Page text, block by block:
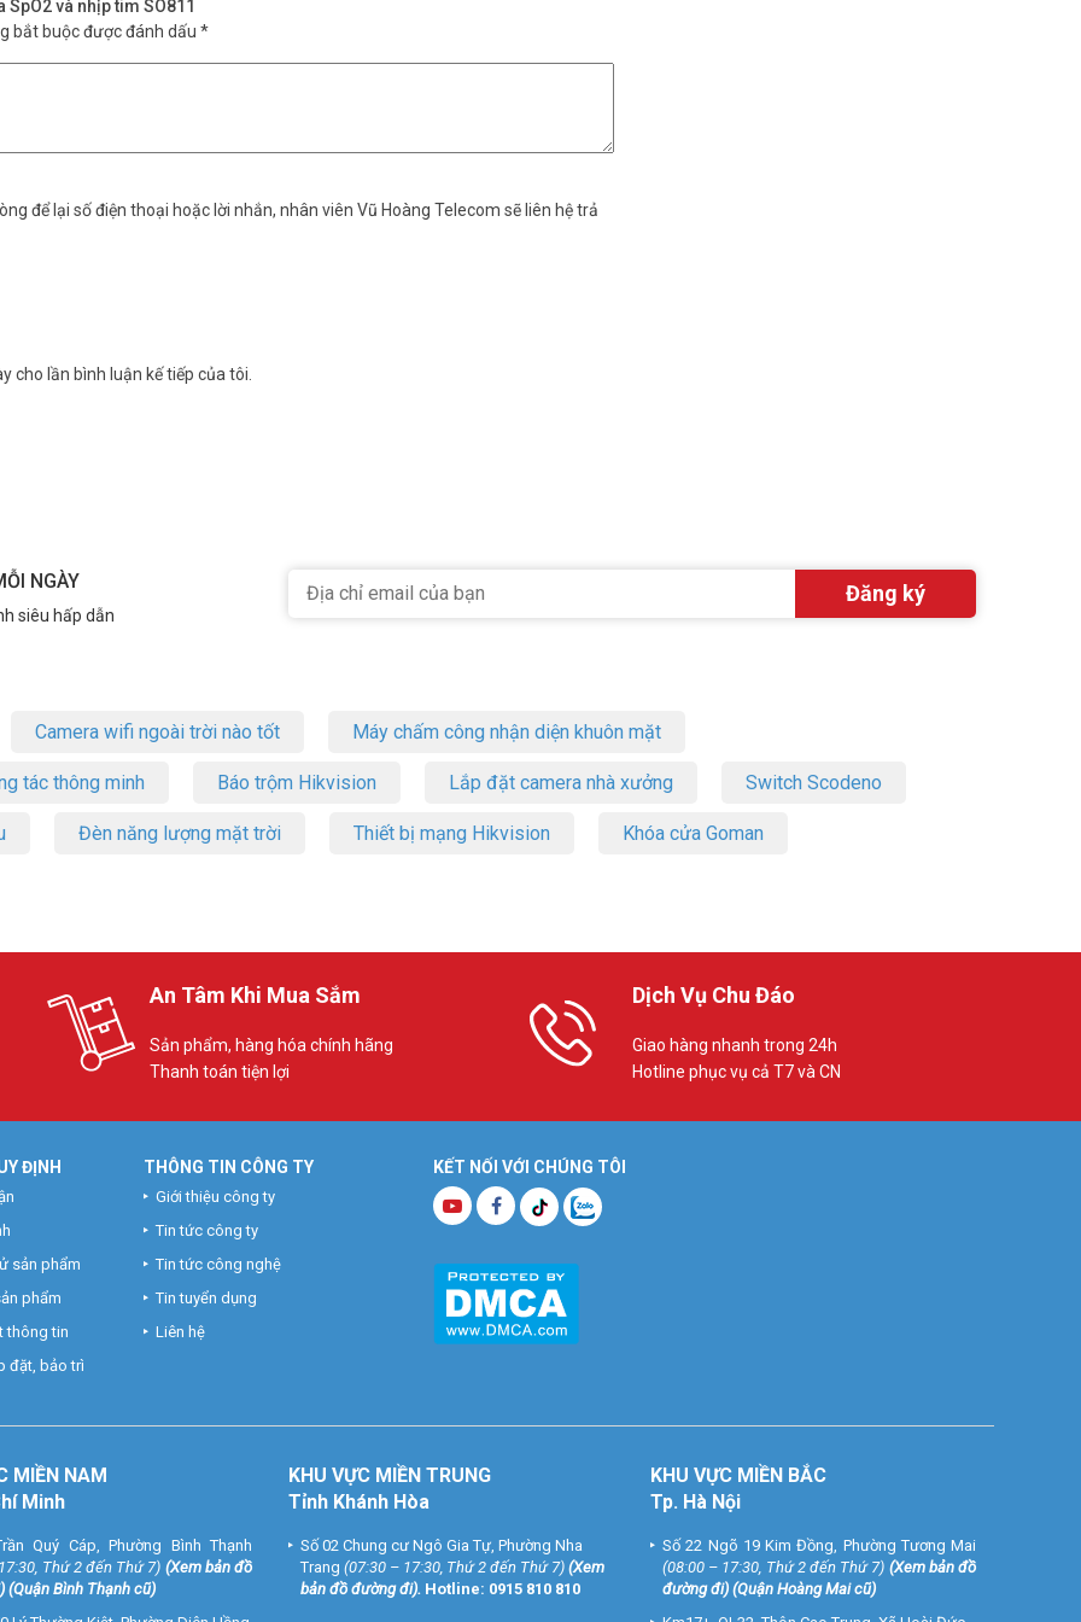
bão hòa SpO2 và nhịp tim SO811
oxy SO811
trong máu và nhịp tim thông qua đầu ngón tay. Thiết bị có cách sử dụng khá
pin và vận hành tốt không.
vật phẳng. Kẹp máy vào ngón tay của người bệnh, để đầu ngón tay chạm đến
oxy trong máu người bệnh. Sau khi rút máy ra khỏi tay sau một thời gian
chữ ghi SPO2
100%. Nếu người mắc Covid-19 có chỉ số SPO2 đo được dưới 94% thì cần chỉ
vị trí có ghi chữ PR. Giá trị bình thường của nhịp tim là 60-90 lần/phút.
giả, không để móng tay dài và không bôi mỹ phẩm.
phẩm như: cơ thể người bệnh bị lạnh hoặc bị huyết áp thấp, người bệnh cử
trực tiếp vào thiết bị,… Do đó, khi đo cần phải chú ý để đảm bảo độ chính xác
môi trường có nhiệt độ hoặc độ ẩm quá cao hoặc quá thấp
tim bằng cách sử dụng thiết bị hiệu chuẩn thích hợp.
LED) bằng cồn 75% và vải mềm.
và nhịp tim SO811
bắt buộc được đánh dấu *
để lại số điện thoại hoặc lời nhắn, nhân viên Vũ Hoàng Telecom sẽ liên hệ trả
cho lần bình luận kế tiếp của tôi.
NGÀY
siêu hấp dẫn
Camera wifi ngoài trời nào tốt Máy chấm công nhận diện khuôn mặt
tác thông minh Báo trộm Hikvision Lắp đặt camera nhà xưởng Switch Scodeno
Đèn năng lượng mặt trời Thiết bị mạng Hikvision Khóa cửa Goman
An Tâm Khi Mua Sắm
Sản phẩm, hàng hóa chính hãng
Thanh toán tiện lợi
Dịch Vụ Chu Đáo
Giao hàng nhanh trong 24h
Hotline phục vụ cả T7 và CN
KẾT NỐI VỚI CHÚNG TÔI
ĐỊNH
sản phẩm
phẩm
thông tin
đặt, bảo trì
THÔNG TIN CÔNG TY
Giới thiệu công ty
Tin tức công ty
Tin tức công nghệ
Tin tuyển dụng
Liên hệ
MIỀN NAM
Minh
Quý Cáp, Phường Bình Thạnh
Thứ 2 đến Thứ 7) (Xem bản đồ
) (Quận Bình Thạnh cũ)
KHU VỰC MIỀN TRUNG
Tỉnh Khánh Hòa
Số 02 Chung cư Ngô Gia Tự, Phường Nha
Trang (07:30 – 17:30, Thứ 2 đến Thứ 7) (Xem
bản đồ đường đi). Hotline: 0915 810 810
KHU VỰC MIỀN BẮC
Tp. Hà Nội
Số 22 Ngõ 19 Kim Đồng, Phường Tương Mai
(08:00 – 17:30, Thứ 2 đến Thứ 7) (Xem bản đồ
đường đi) (Quận Hoàng Mai cũ)